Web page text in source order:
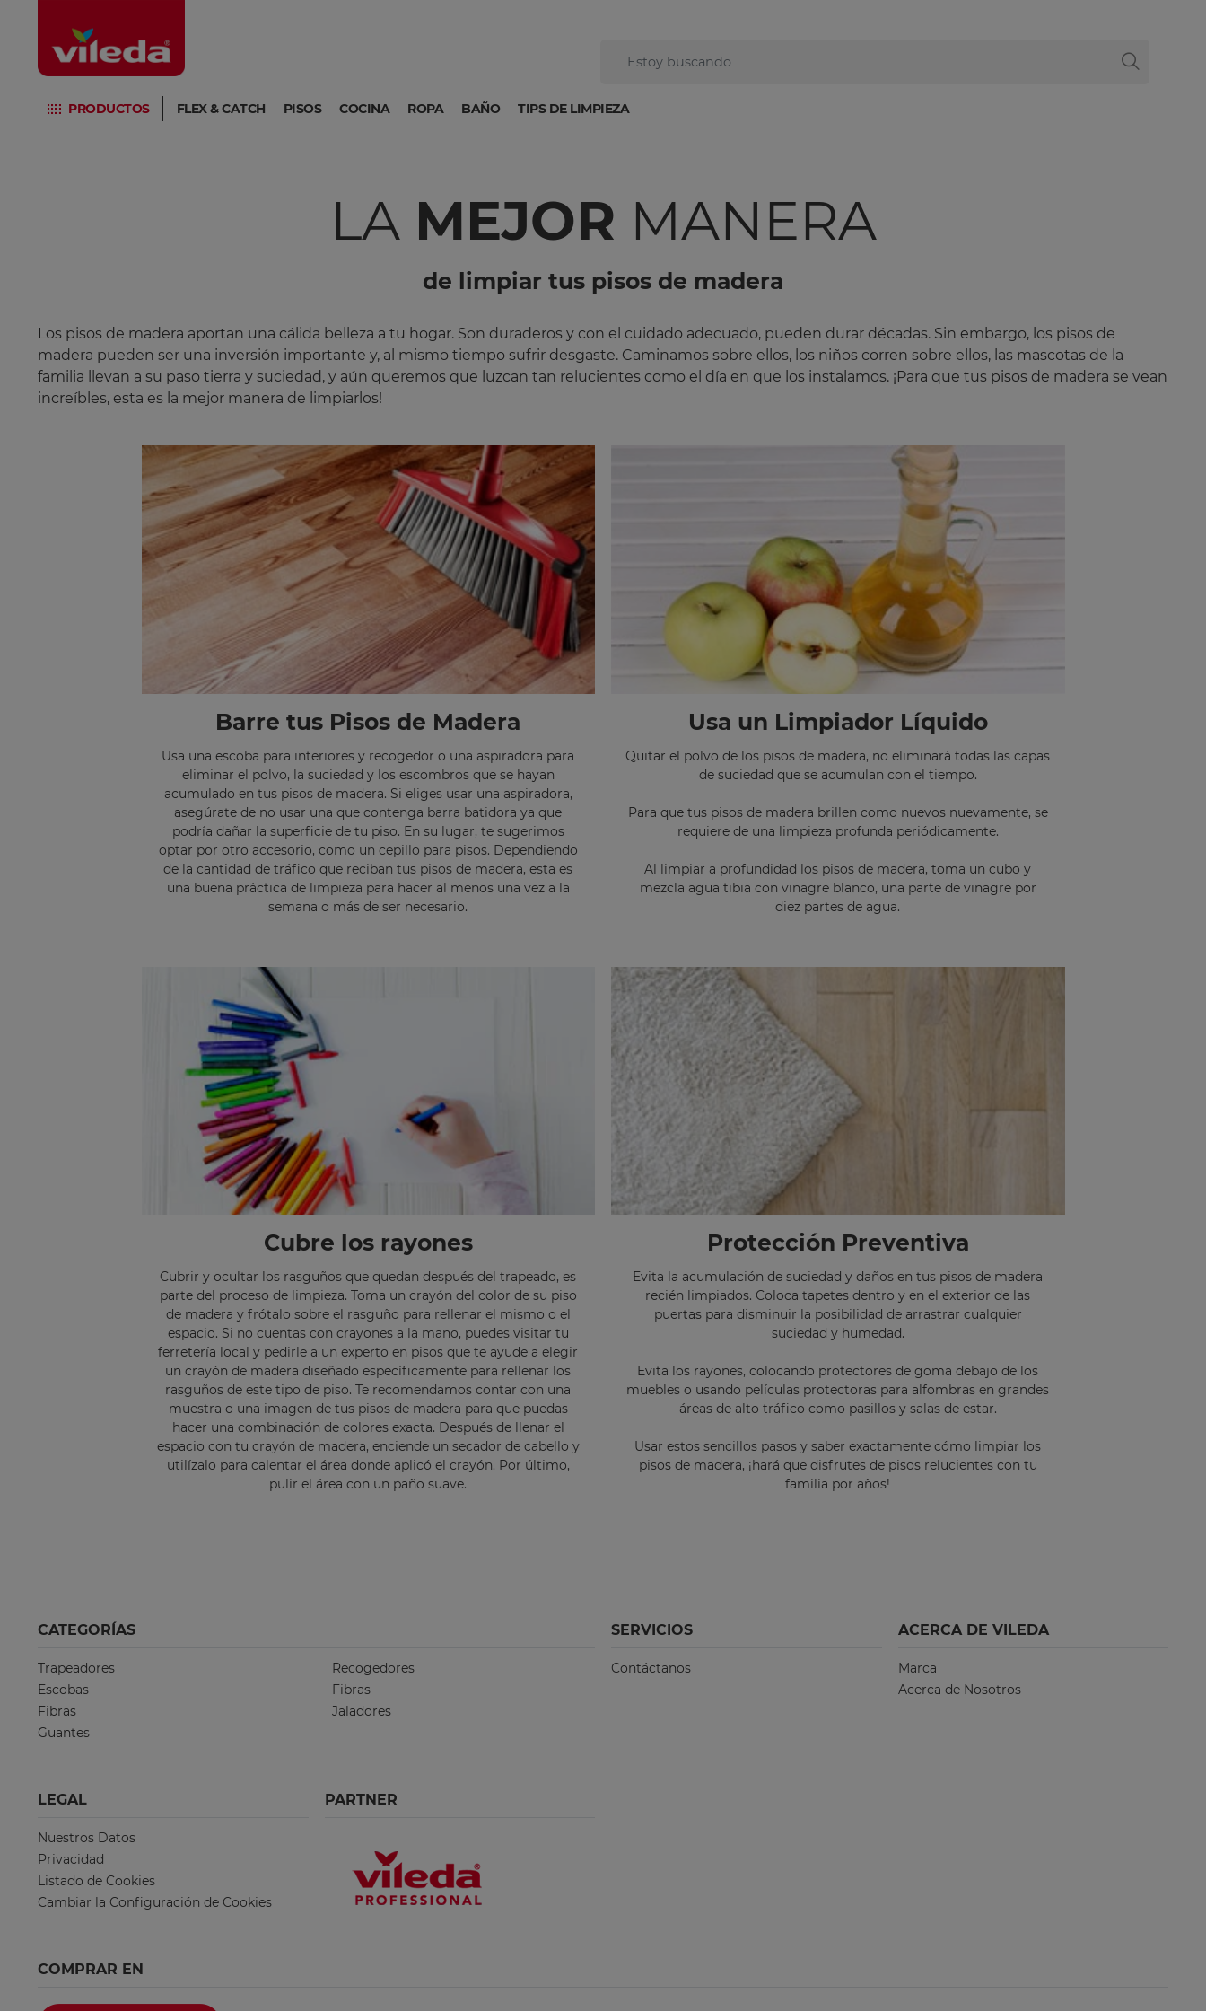
PRODUCTOS FLEX & CATCH PISOS COCINA ROPA BAÑO TIPS DE LIMPIEZA
LA MEJOR MANERA
de limpiar tus pisos de madera
Los pisos de madera aportan una cálida belleza a tu hogar. Son duraderos y con el cuidado adecuado, pueden durar décadas. Sin embargo, los pisos de
madera pueden ser una inversión importante y, al mismo tiempo sufrir desgaste. Caminamos sobre ellos, los niños corren sobre ellos, las mascotas de la
familia llevan a su paso tierra y suciedad, y aún queremos que luzcan tan relucientes como el día en que los instalamos. ¡Para que tus pisos de madera se vean
increíbles, esta es la mejor manera de limpiarlos!
Barre tus Pisos de Madera
Usa una escoba para interiores y recogedor o una aspiradora para
eliminar el polvo, la suciedad y los escombros que se hayan
acumulado en tus pisos de madera. Si eliges usar una aspiradora,
asegúrate de no usar una que contenga barra batidora ya que
podría dañar la superficie de tu piso. En su lugar, te sugerimos
optar por otro accesorio, como un cepillo para pisos. Dependiendo
de la cantidad de tráfico que reciban tus pisos de madera, esta es
una buena práctica de limpieza para hacer al menos una vez a la
semana o más de ser necesario.
Usa un Limpiador Líquido
Quitar el polvo de los pisos de madera, no eliminará todas las capas
de suciedad que se acumulan con el tiempo.
Para que tus pisos de madera brillen como nuevos nuevamente, se
requiere de una limpieza profunda periódicamente.
Al limpiar a profundidad los pisos de madera, toma un cubo y
mezcla agua tibia con vinagre blanco, una parte de vinagre por
diez partes de agua.
Cubre los rayones
Cubrir y ocultar los rasguños que quedan después del trapeado, es
parte del proceso de limpieza. Toma un crayón del color de su piso
de madera y frótalo sobre el rasguño para rellenar el mismo o el
espacio. Si no cuentas con crayones a la mano, puedes visitar tu
ferretería local y pedirle a un experto en pisos que te ayude a elegir
un crayón de madera diseñado específicamente para rellenar los
rasguños de este tipo de piso. Te recomendamos contar con una
muestra o una imagen de tus pisos de madera para que puedas
hacer una combinación de colores exacta. Después de llenar el
espacio con tu crayón de madera, enciende un secador de cabello y
utilízalo para calentar el área donde aplicó el crayón. Por último,
pulir el área con un paño suave.
Protección Preventiva
Evita la acumulación de suciedad y daños en tus pisos de madera
recién limpiados. Coloca tapetes dentro y en el exterior de las
puertas para disminuir la posibilidad de arrastrar cualquier
suciedad y humedad.
Evita los rayones, colocando protectores de goma debajo de los
muebles o usando películas protectoras para alfombras en grandes
áreas de alto tráfico como pasillos y salas de estar.
Usar estos sencillos pasos y saber exactamente cómo limpiar los
pisos de madera, ¡hará que disfrutes de pisos relucientes con tu
familia por años!
CATEGORÍAS
Trapeadores
Escobas
Fibras
Guantes
Recogedores
Fibras
Jaladores
SERVICIOS
Contáctanos
ACERCA DE VILEDA
Marca
Acerca de Nosotros
LEGAL
Nuestros Datos
Privacidad
Listado de Cookies
Cambiar la Configuración de Cookies
PARTNER
COMPRAR EN